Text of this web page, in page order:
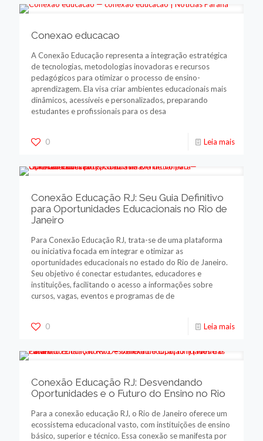
Conexao educacao
A Conexão Educação representa a integração estratégica
de tecnologias, metodologias inovadoras e recursos
pedagógicos para otimizar o processo de ensino-
aprendizagem. Ela visa criar ambientes educacionais mais
dinâmicos, acessíveis e personalizados, preparando
estudantes e profissionais para os desa
0 Leia mais
Conexão Educação RJ: Seu Guia Definitivo
para Oportunidades Educacionais no Rio de
Janeiro
Para Conexão Educação RJ, trata-se de uma plataforma
ou iniciativa focada em integrar e otimizar as
oportunidades educacionais no estado do Rio de Janeiro.
Seu objetivo é conectar estudantes, educadores e
instituições, facilitando o acesso a informações sobre
cursos, vagas, eventos e programas de de
0 Leia mais
Conexão Educação RJ: Desvendando
Oportunidades e o Futuro do Ensino no Rio
Para a conexão educação RJ, o Rio de Janeiro oferece um
ecossistema educacional vasto, com instituições de ensino
básico, superior e técnico. Essa conexão se manifesta por